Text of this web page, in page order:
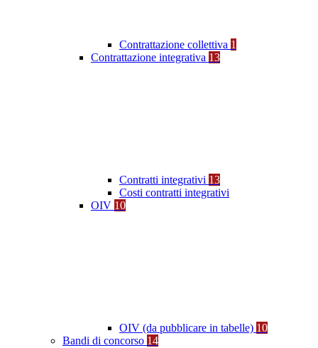
Contrattazione collettiva 1
Contrattazione integrativa 13
Contratti integrativi 13
Costi contratti integrativi
OIV 10
OIV (da pubblicare in tabelle) 10
Bandi di concorso 14